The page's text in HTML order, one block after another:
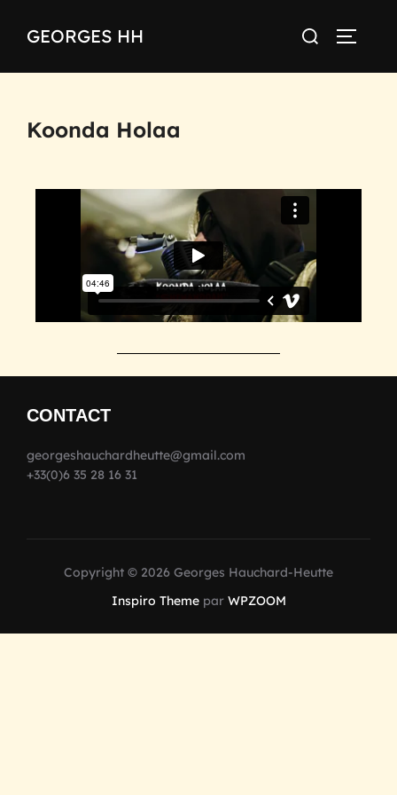
GEORGES HH
Koonda Holaa
CONTACT
georgeshauchardheutte@gmail.com
+33(0)6 35 28 16 31
Copyright © 2026 Georges Hauchard-Heutte
Inspiro Themepar WPZOOM